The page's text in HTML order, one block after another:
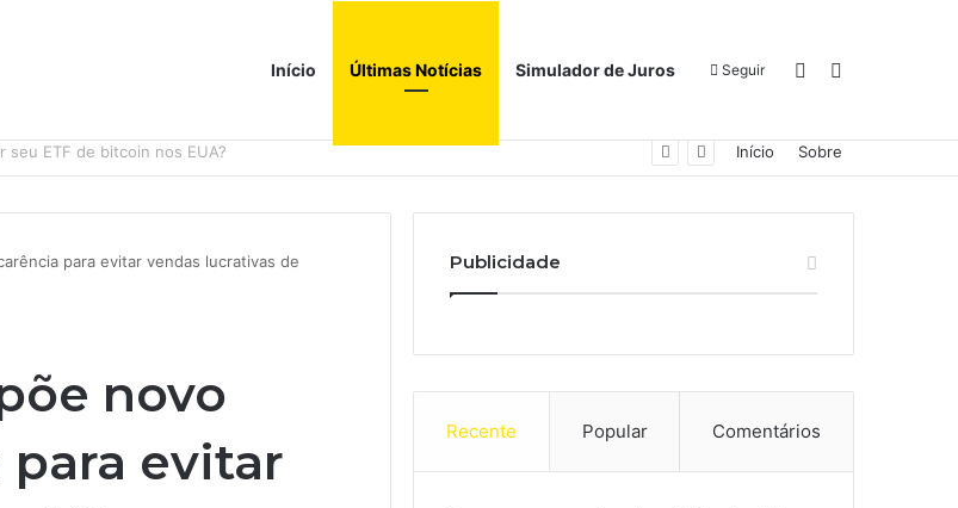
Início Últimas Notícias Simulador de Juros Seguir Switch skin
enfrenta um mundo de dificuldades Início Sobre
para evitar vendas lucrativas de
novo
evitar
Publicidade
Recente Popular Comentários